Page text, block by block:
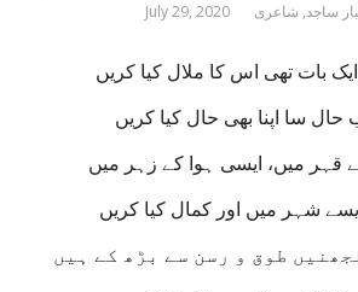
July 29, 2020 ساجد, شاعری
بات تھی اس کا ملال کیا کریں
حال سا اپنا بھی حال کیا کریں
قہر میں، ایسی ہوا کے زہر میں
شہر میں اور کمال کیا کریں
طوق و رسن سے بڑھ کے ہیں